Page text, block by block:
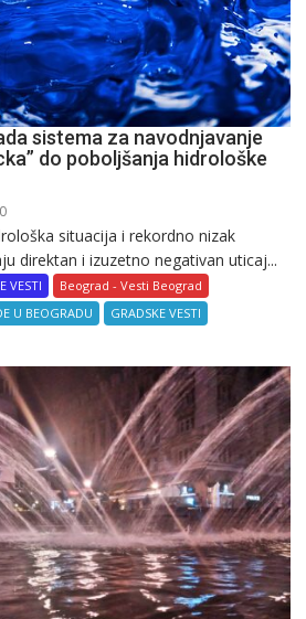
sistema za navodnjavanje
do poboljšanja hidrološke
0
situacija i rekordno nizak
direktan i izuzetno negativan uticaj...
VESTI
Beograd - Vesti Beograd
U BEOGRADU
GRADSKE VESTI